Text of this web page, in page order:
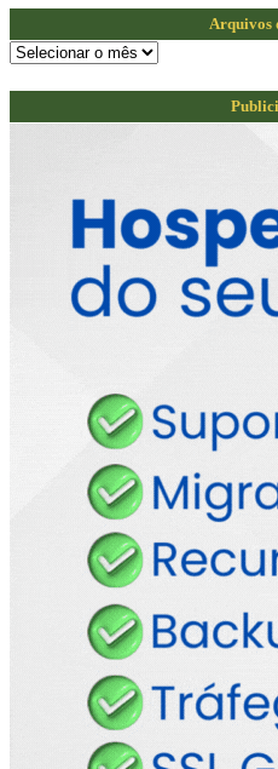
Arquivos
Arquivos
Reais